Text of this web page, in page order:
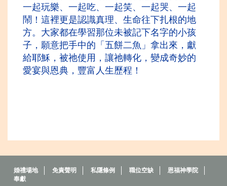
一起玩樂、一起吃、一起笑、一起哭、一起
鬧！這裡更是認識真理、生命往下扎根的地
方。大家都在學習那位未被記下名字的小孩
子，願意把手中的「五餅二魚」拿出來，獻
給耶穌，被祂使用，讓祂轉化，變成奇妙的
愛宴與恩典，豐富人生歷程！
婚禮場地 免責聲明 私隱條例 職位空缺
恩福神學院
奉獻